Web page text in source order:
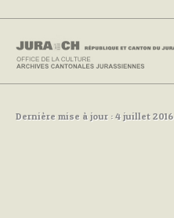
Dernière mise à jour : 4 juillet 2016